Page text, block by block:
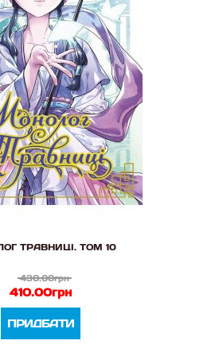
ТРАВНИЦІ. ТОМ 10
430.00грн
410.00грн
ПРИДБАТИ